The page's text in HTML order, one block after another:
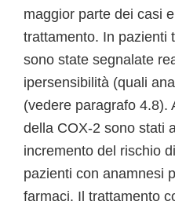
maggior parte dei casi
trattamento. In pazienti
sono state segnalate
ipersensibilità (quali
(vedere paragrafo 4.8).
della COX-2 sono stati
incremento del rischio
pazienti con anamnesi
farmaci. Il trattamento